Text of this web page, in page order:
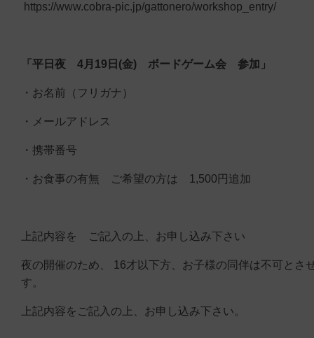
https://www.cobra-pic.jp/gattonero/workshop_entry/
「平日夜 4月19日(金) ボードゲーム会 参加」
・お名前（フリガナ）
・メールアドレス
・携帯番号
・お食事の有無 ご希望の方は 1,500円追加
上記内容を ご記入の上、お申し込み下さい
夜の開催のため、 16才以下方、お子様の同伴は不可とさ
す。
上記内容をご記入の上、お申し込み下さい。